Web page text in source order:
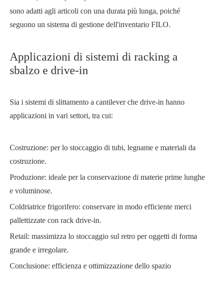
sono adatti agli articoli con una durata più lunga, poiché
seguono un sistema di gestione dell'inventario FILO.
Applicazioni di sistemi di racking a
sbalzo e drive-in
Sia i sistemi di slittamento a cantilever che drive-in hanno
applicazioni in vari settori, tra cui:
Costruzione: per lo stoccaggio di tubi, legname e materiali da
costruzione.
Produzione: ideale per la conservazione di materie prime lunghe
e voluminose.
Coldriatrice frigorifero: conservare in modo efficiente merci
pallettizzate con rack drive-in.
Retail: massimizza lo stoccaggio sul retro per oggetti di forma
grande e irregolare.
Conclusione: efficienza e ottimizzazione dello spazio